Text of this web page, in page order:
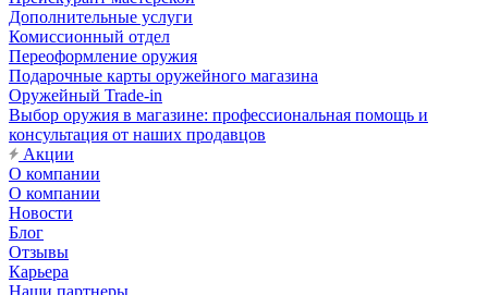
Дополнительные услуги
Комиссионный отдел
Переоформление оружия
Подарочные карты оружейного магазина
Оружейный Trade-in
Выбор оружия в магазине: профессиональная помощь и
консультация от наших продавцов
Акции
О компании
О компании
Новости
Блог
Отзывы
Карьера
Наши партнеры